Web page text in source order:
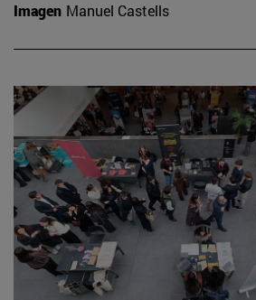
Imagen Manuel Castells